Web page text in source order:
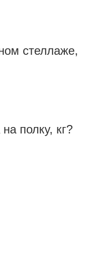
стеллаже,
полку, кг?